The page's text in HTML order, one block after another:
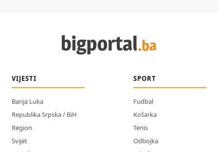
VIJESTI
Banja Luka
Republika Srpska / BiH
Region
Svijet
SPORT
Fudbal
Košarka
Tenis
Odbojka